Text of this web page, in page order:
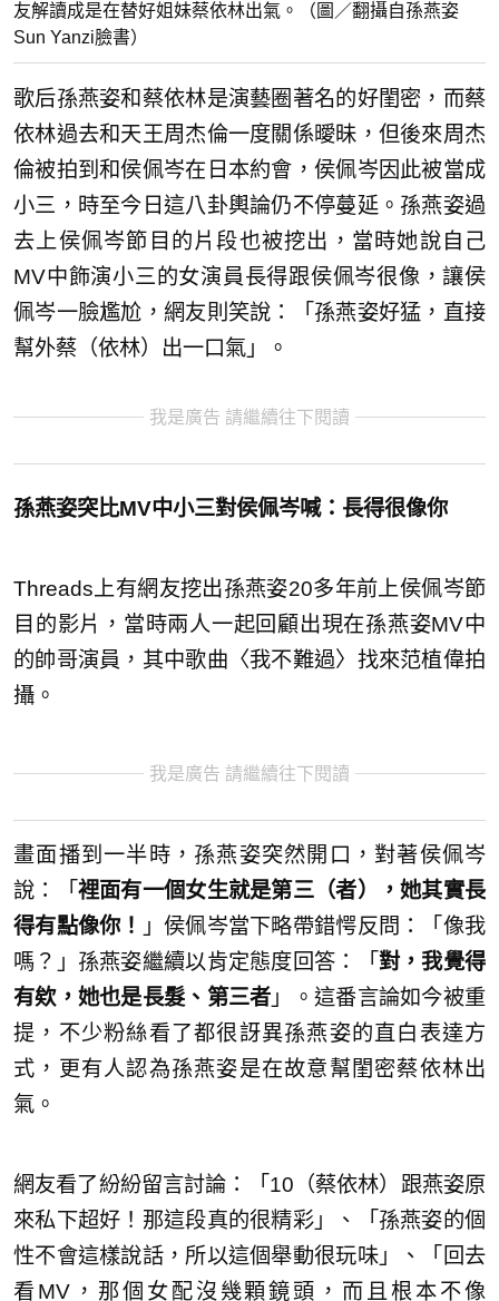
友解讀成是在替好姐妹蔡依林出氣。（圖／翻攝自孫燕姿
Sun Yanzi 臉書）
歌后孫燕姿和蔡依林是演藝圈著名的好閨密，而蔡
依林過去和天王周杰倫一度關係曖昧，但後來周杰
倫被拍到和侯佩岑在日本約會，侯佩岑因此被當成
小三，時至今日這八卦輿論仍不停蔓延。孫燕姿過
去上侯佩岑節目的片段也被挖出，當時她說自己
MV中飾演小三的女演員長得跟侯佩岑很像，讓侯
佩岑一臉尷尬，網友則笑說：「孫燕姿好猛，直接
幫外蔡（依林）出一口氣」。
我是廣告 請繼續往下閱讀
孫燕姿突比MV中小三對侯佩岑喊：長得很像你
Threads上有網友挖出孫燕姿20多年前上侯佩岑節
目的影片，當時兩人一起回顧出現在孫燕姿MV中
的帥哥演員，其中歌曲〈我不難過〉找來范植偉拍
攝。
我是廣告 請繼續往下閱讀
畫面播到一半時，孫燕姿突然開口，對著侯佩岑
說：「 裡面有一個女生就是第三（者），她其實長
得有點像你！
」侯佩岑當下略帶錯愕反問：「像我
嗎？」孫燕姿繼續以肯定態度回答：「 對，我覺得
有欸，她也是長髮、第三者 」。這番言論如今被重
提，不少粉絲看了都很訝異孫燕姿的直白表達方
式，更有人認為孫燕姿是在故意幫閨密蔡依林出
氣。
網友看了紛紛留言討論：「10（蔡依林）跟燕姿原
來私下超好！那這段真的很精彩」、「孫燕姿的個
性不會這樣說話，所以這個舉動很玩味」、「回去
看MV，那個女配沒幾顆鏡頭，而且根本不像